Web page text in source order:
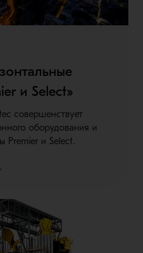
и Select»
совершенствует
оборудования и
Premier и Select.